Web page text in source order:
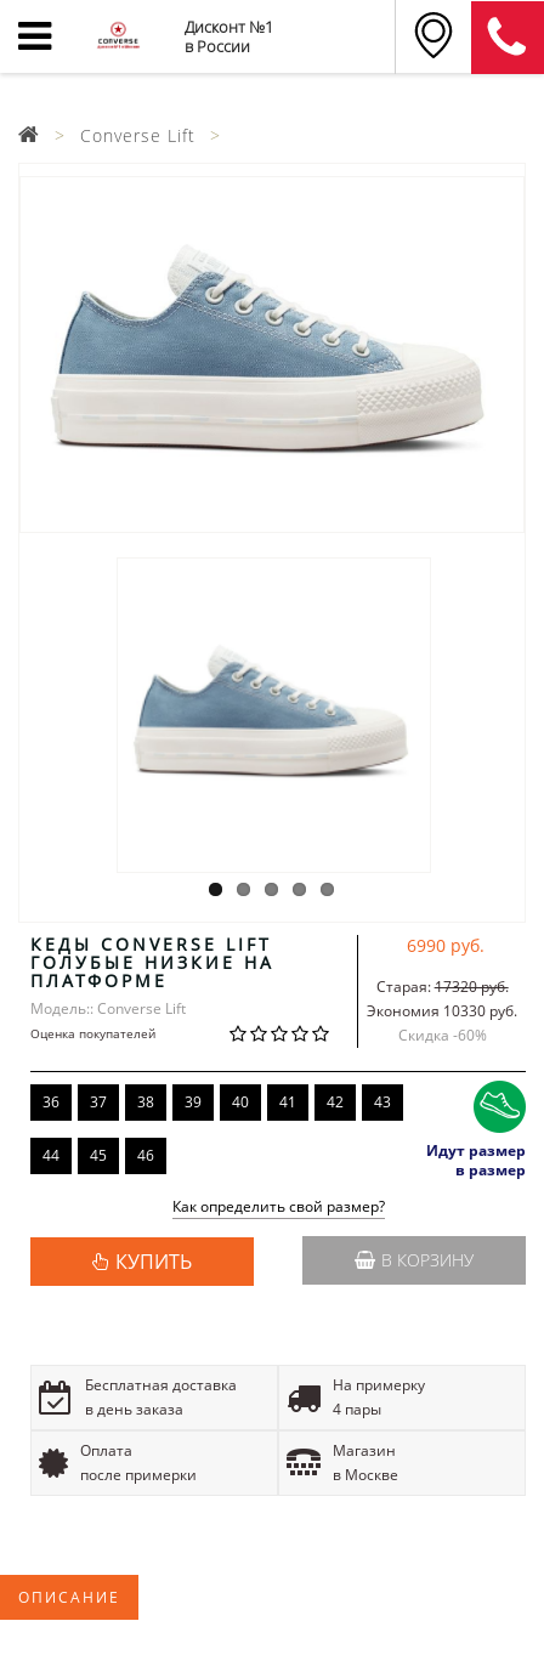
Дисконт №1
в России
Converse Lift
КЕДЫ CONVERSE LIFT
ГОЛУБЫЕ НИЗКИЕ НА
ПЛАТФОРМЕ
Модель:: Converse Lift
Оценка покупателей
6990 руб.
Старая:17320 руб.
Экономия 10330 руб.
Скидка -60%
36 37 38 39 40 41 42 43
44 45 46
Идут размер
в размер
Как определить свой размер?
КУПИТЬ В КОРЗИНУ
Бесплатная доставка
в день заказа
На примерку
4 пары
Оплата
после примерки
Магазин
в Москве
ОПИСАНИЕ